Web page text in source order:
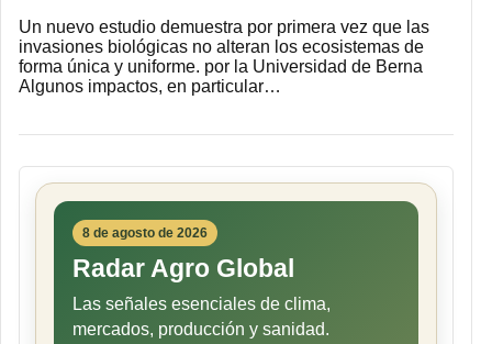
Un nuevo estudio demuestra por primera vez que las
invasiones biológicas no alteran los ecosistemas de
forma única y uniforme. por la Universidad de Berna
Algunos impactos, en particular…
8 de agosto de 2026
Radar Agro Global
Las señales esenciales de clima,
mercados, producción y sanidad.